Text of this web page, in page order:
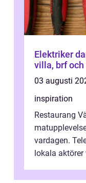
Elektriker danderyd
villa, brf
03 augusti
inspiration
Restaurang
vardagen.
lokala